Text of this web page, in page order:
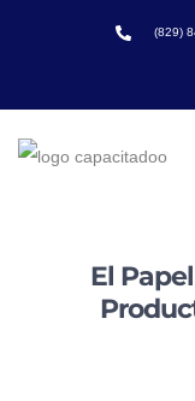
(829)
El